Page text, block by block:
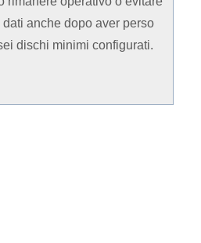
dati anche dopo aver perso
dischi minimi configurati.